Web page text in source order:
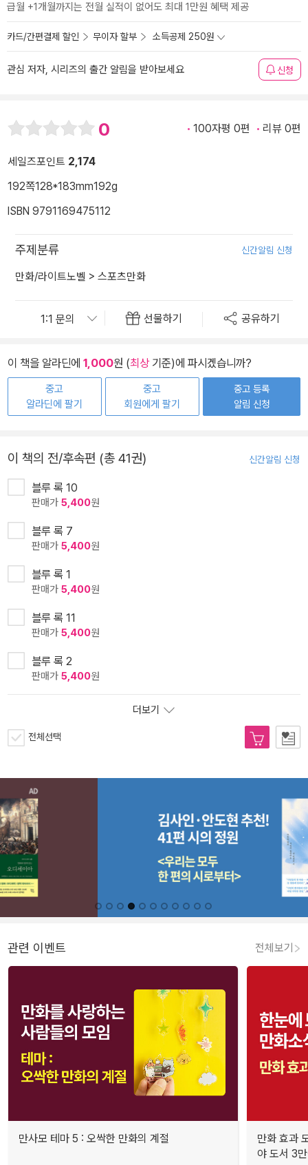
급월 +1개월까지는 전월 실적이 없어도 최대 1만원 혜택 제공
카드/간편결제 할인 무이자 할부 소득공제 250원
관심 저자, 시리즈의 출간 알림을 받아보세요 신청
0 100자평 0편 리뷰 0편
세일즈포인트 2,174
192쪽128*183mm192g
ISBN 9791169475112
주제분류 신간알림 신청
만화/라이트노벨 > 스포츠만화
선물하기 공유하기
이 책을 알라딘에 1,000원 (최상기준)에 파시겠습니까?
중고
알라딘에 팔기
중고
회원에게 팔기
중고 등록
알림 신청
이 책의 전/후속편 (총 41권) 신간알림 신청
블루 록 10
판매가 5,400원
블루 록 7
판매가 5,400원
블루 록 1
판매가 5,400원
블루 록 11
판매가 5,400원
블루 록 2
판매가 5,400원
더보기
전체선택
관련 이벤트 전체보기
만사모 테마 5 : 오싹한 만화의 계절
만화 효과
야 도서 3